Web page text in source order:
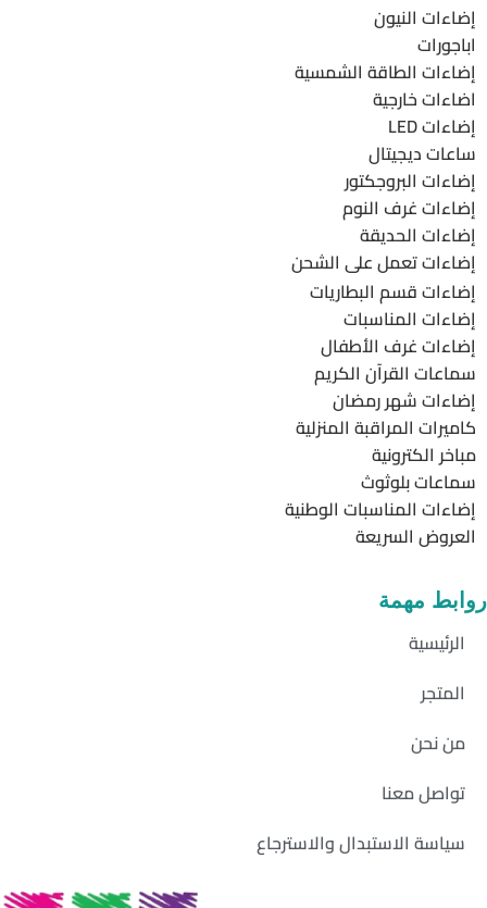
إضاءات النيون
اباجورات
إضاءات الطاقة الشمسية
اضاءات خارجية
إضاءات LED
ساعات ديجيتال
إضاءات البروجكتور
إضاءات غرف النوم
إضاءات الحديقة
إضاءات تعمل على الشحن
إضاءات قسم البطاريات
إضاءات المناسبات
إضاءات غرف الأطفال
سماعات القرآن الكريم
إضاءات شهر رمضان
كاميرات المراقبة المنزلية
مباخر الكترونية
سماعات بلوثوث
إضاءات المناسبات الوطنية
العروض السريعة
روابط مهمة
الرئيسية
المتجر
من نحن
تواصل معنا
سياسة الاستبدال والاسترجاع